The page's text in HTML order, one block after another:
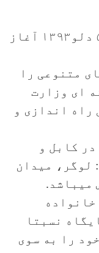
رادیو پولیس به تاریخ ۵ دلو۱۳۹۳ آغاز
متنوعی را
‌ای وزارت
راه اندازی و
در کابل و
لوگر، میدان
میباشد.
نسبتا
را به سوی